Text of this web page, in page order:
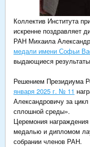
Коллектив Института
искренне поздравляет
РАН Михаила
медали имени Софьи
выдающиеся
Решением Президиума
января 2025 г. № 11
Александровичу за
сплошной среды».
Церемония
медалью и дипломом
собрании членов РАН.